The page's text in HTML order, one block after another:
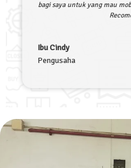
bagi saya untuk yang mau
Ibu Cindy
Pengusaha